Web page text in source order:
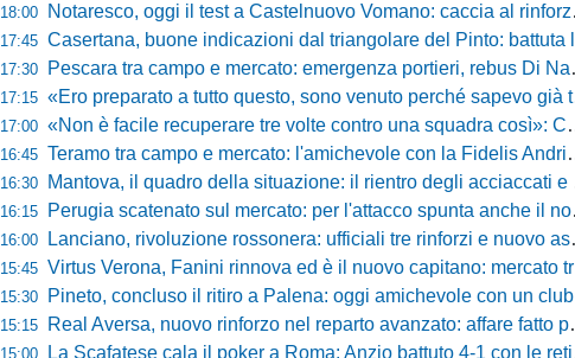
18:00 Notaresco, oggi il test a Castelnuovo Vomano: caccia al rinforzo in attacco tra Giampaolo e Palma
17:45 Casertana, buone indicazioni dal triangolare del Pinto: battuta l'Ischia, ora c'è il Cassino prima della Coppa
17:30 Pescara tra campo e mercato: emergenza portieri, rebus Di Nardo e le manovre del ds Foggia
17:15 «Ero preparato a tutto questo, sono venuto perché sapevo già tutto»: la carica di Nesta al popolo irpino
17:00 «Non è facile recuperare tre volte contro una squadra così»: Calabro promuove il carattere del suo Padova
16:45 Teramo tra campo e mercato: l'amichevole con la Fidelis Andria, le parole di Pelosi e l'idea Conti
16:30 Mantova, il quadro della situazione: il rientro degli acciaccati e le trattative di mercato
16:15 Perugia scatenato sul mercato: per l'attacco spunta anche il nome di Okaka
16:00 Lanciano, rivoluzione rossonera: ufficiali tre rinforzi e nuovo assetto al vertice del club
15:45 Virtus Verona, Fanini rinnova ed è il nuovo capitano: mercato tra colpi esperti e l'addio a Daffara
15:30 Pineto, concluso il ritiro a Palena: oggi amichevole con un club di D verso la Coppa
15:15 Real Aversa, nuovo rinforzo nel reparto avanzato: affare fatto per Della Pietra
15:00 La Scafatese cala il poker a Roma: Anzio battuto 4-1 con le reti di Palmieri, Esposito, Suhs e Maggio